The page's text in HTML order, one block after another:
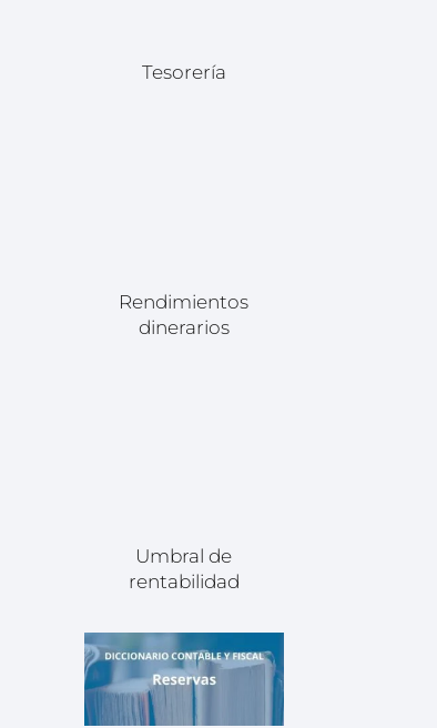
Tesorería
Rendimientos
dinerarios
Umbral de
rentabilidad